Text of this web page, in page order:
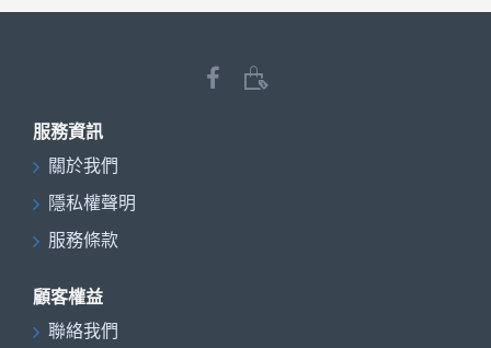
服務資訊
關於我們
隱私權聲明
服務條款
顧客權益
聯絡我們